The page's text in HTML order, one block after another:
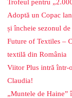
Trofeul pentru
Adoptă un Copac
și încheie sezonul
Future of Textiles –
textilă din România
Viitor Plus intră într-
Claudia!
„Muntele de Haine”